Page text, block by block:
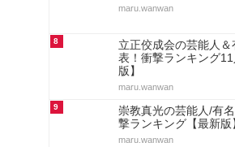
maru.wanwan
8
立正佼成会の芸能人
表！衝撃ランキング
版】
maru.wanwan
9
崇教真光の芸能人/有
撃ランキング【最新版
maru.wanwan